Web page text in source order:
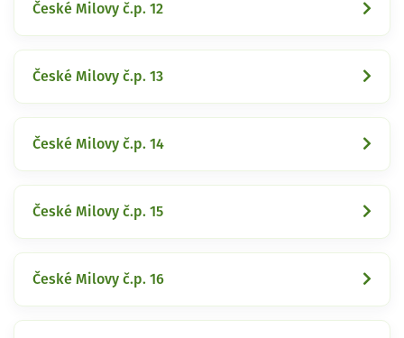
České Milovy č.p. 12
České Milovy č.p. 13
České Milovy č.p. 14
České Milovy č.p. 15
České Milovy č.p. 16